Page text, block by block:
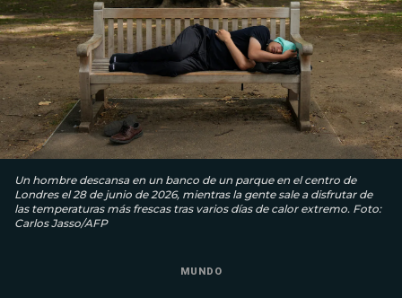
Un hombre descansa en un banco de un parque en el centro de
Londres el 28 de junio de 2026, mientras la gente sale a disfrutar de
las temperaturas más frescas tras varios días de calor extremo. Foto:
Carlos Jasso/AFP
MUNDO